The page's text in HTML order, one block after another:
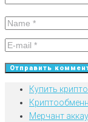
Купить
Мерчант